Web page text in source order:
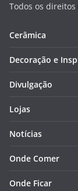
Todos os
Cerâmica
Decoração e
Divulgação
Lojas
Notícias
Onde Comer
Onde Ficar